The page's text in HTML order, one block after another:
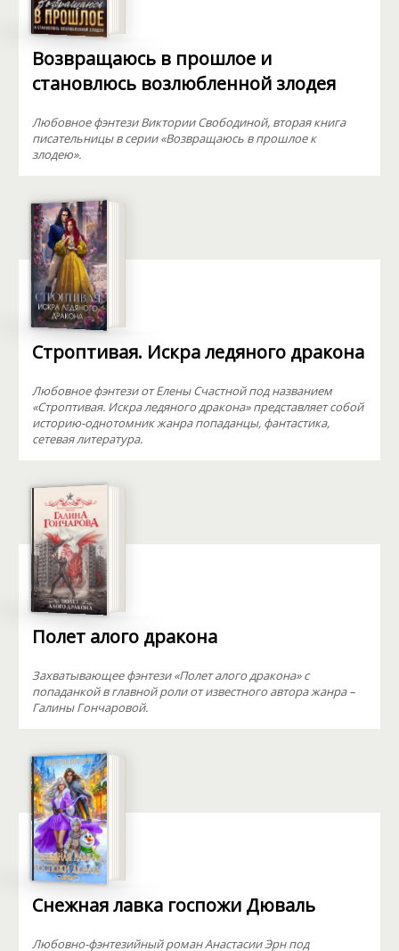
Возвращаюсь в прошлое и
становлюсь возлюбленной злодея
Любовное фэнтези Виктории Свободиной, вторая книга
писательницы в серии «Возвращаюсь в прошлое к
злодею».
Строптивая. Искра ледяного дракона
Любовное фэнтези от Елены Счастной под названием
«Строптивая. Искра ледяного дракона» представляет собой
историю-однотомник жанра попаданцы, фантастика,
сетевая литература.
Полет алого дракона
Захватывающее фэнтези «Полет алого дракона» с
попаданкой в главной роли от известного автора жанра –
Галины Гончаровой.
Снежная лавка госпожи Дюваль
Любовно-фэнтезийный роман Анастасии Эрн под